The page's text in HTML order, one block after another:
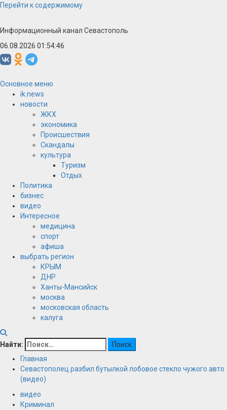
Перейти к содержимому
Информационный канал Севастополь
06.08.2026 01:54:47
Основное меню
ik.news
новости
ЖКХ
экономика
Происшествия
Скандалы
культура
Туризм
Отдых
Политика
бизнес
видео
Интересное
медицина
спорт
афиша
выбрать регион
КРЫМ
ДНР
Ханты-Мансийск
москва
московская область
калуга
Найти:
Главная
Севастополец разбил бутылкой лобовое стекло чужого авто
(видео)
видео
Криминал